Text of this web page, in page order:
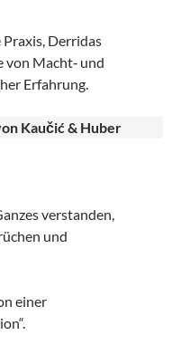
Derridas
von Macht‑ und
Erfahrung.
Kaučić & Huber
verstanden,
und
einer